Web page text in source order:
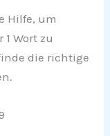
Hilfe, um
Wort zu
die richtige